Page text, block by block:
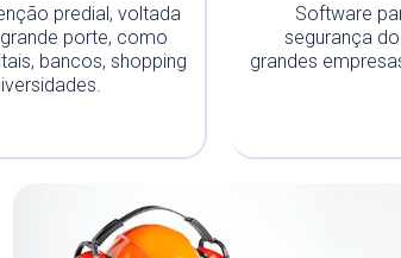
predial, voltada
porte, como
bancos, shopping
Software
segurança
grandes